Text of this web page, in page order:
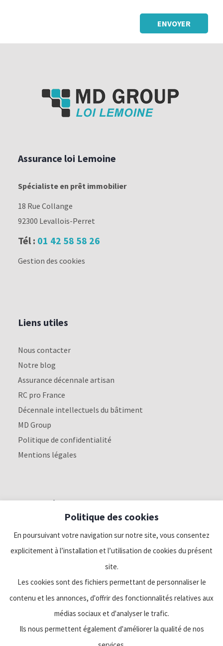
Assurance loi Lemoine
Spécialiste en prêt immobilier
18 Rue Collange
92300 Levallois-Perret
Tél : 01 42 58 58 26
Gestion des cookies
Liens utiles
Nous contacter
Notre blog
Assurance décennale artisan
RC pro France
Décennale intellectuels du bâtiment
MD Group
Politique de confidentialité
Mentions légales
Nous suivre
Linkedin
Twitter
Politique des cookies
En poursuivant votre navigation sur notre site, vous consentez
explicitement à l’installation et l’utilisation de cookies du présent
site.
Les cookies sont des fichiers permettant de personnaliser le
contenu et les annonces, d'offrir des fonctionnalités relatives aux
médias sociaux et d'analyser le trafic.
Ils nous permettent également d'améliorer la qualité de nos